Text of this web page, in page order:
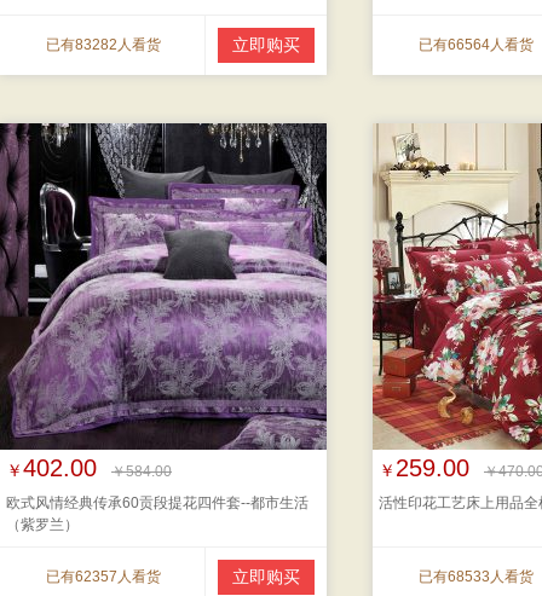
已有83282人看货 立即购买 已有66564人看货
￥402.00
￥584.00
欧式风情经典传承60贡段提花四件套--都市生活
（紫罗兰）
已有62357人看货 立即购买
￥ 259.00
￥
活性印花工艺床上用品
已有68533人看货